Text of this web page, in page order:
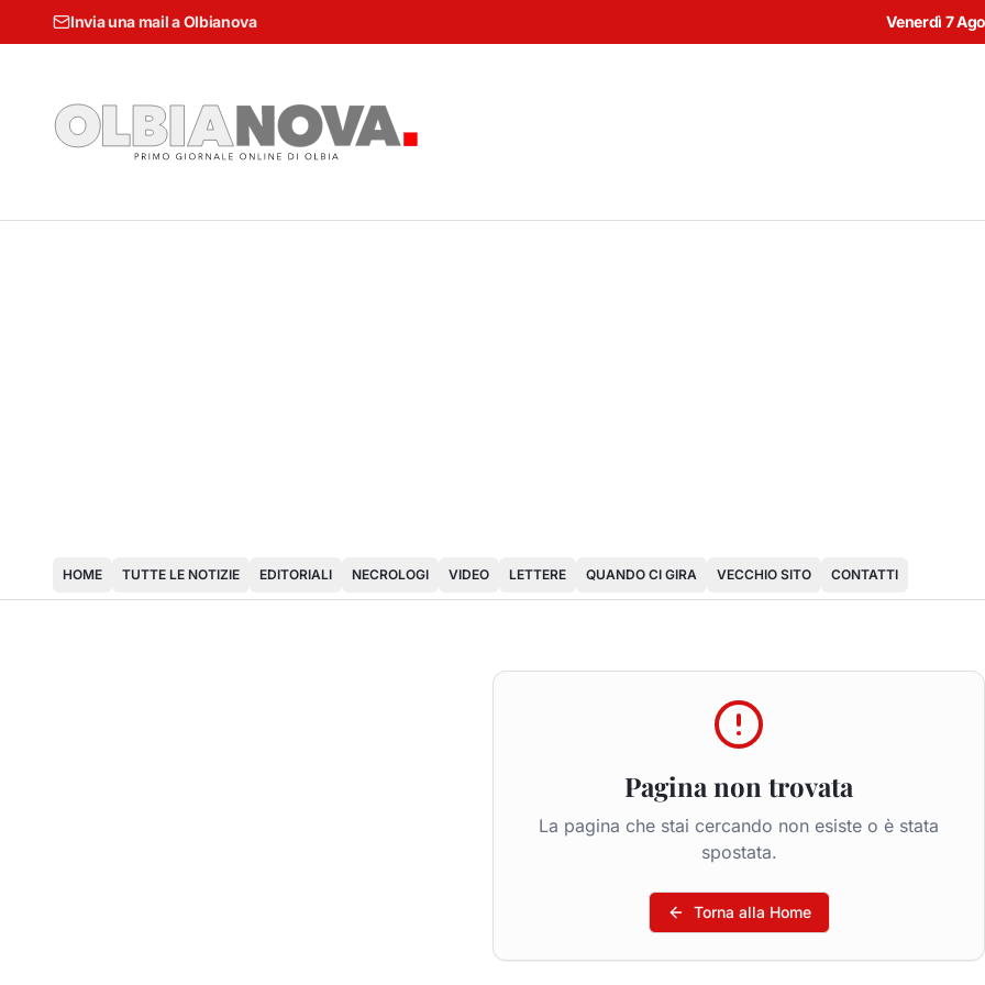
Invia una mail a Olbianova Venerdì 7
HOME TUTTE LE NOTIZIE EDITORIALI NECROLOGI VIDEO LETTERE QUANDO CI GIRA VECCHIO SITO CONTATTI
Pagina non trovata
La pagina che stai cercando non esiste o è stata
spostata.
Torna alla Home